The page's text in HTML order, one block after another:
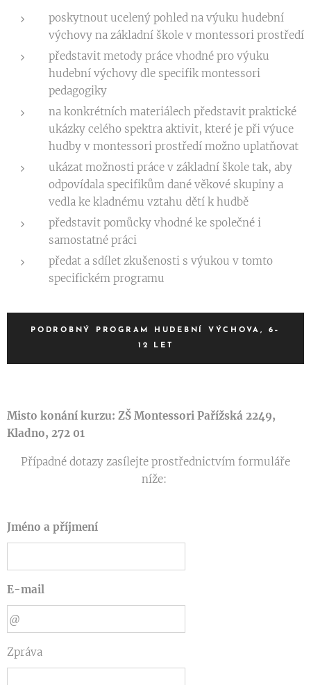
poskytnout ucelený pohled na výuku hudební
výchovy na základní škole v montessori prostředí
představit metody práce vhodné pro výuku
hudební výchovy dle specifik montessori
pedagogiky
na konkrétních materiálech představit praktické
ukázky celého spektra aktivit, které je při výuce
hudby v montessori prostředí možno uplatňovat
ukázat možnosti práce v základní škole tak, aby
odpovídala specifikům dané věkové skupiny a
vedla ke kladnému vztahu dětí k hudbě
představit pomůcky vhodné ke společné i
samostatné práci
předat a sdílet zkušenosti s výukou v tomto
specifickém programu
PODROBNÝ PROGRAM HUDEBNÍ VÝCHOVA, 6–
12 LET
Misto konání kurzu: ZŠ Montessori Pařížská 2249,
Kladno, 272 01
Případné dotazy zasílejte prostřednictvím formuláře
níže:
Jméno a příjmení
E-mail
Zpráva